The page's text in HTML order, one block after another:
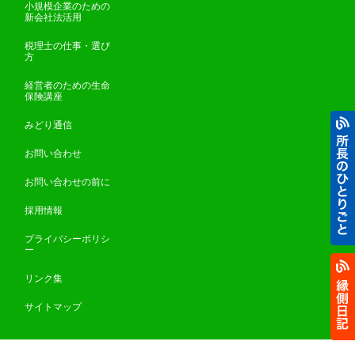
小規模企業のための
新会社法活用
税理士の仕事・選び
方
経営者のための生命
保険講座
みどり通信
お問い合わせ
お問い合わせの前に
採用情報
プライバシーポリシ
ー
リンク集
サイトマップ